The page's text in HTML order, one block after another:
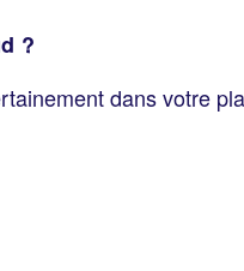
?
dans votre